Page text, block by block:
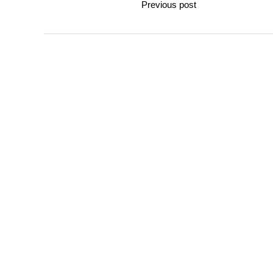
Previous post